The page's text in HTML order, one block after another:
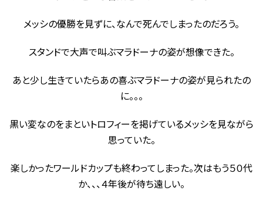
メッシの優勝を見ずに、なんで死んでしまったのだろう。
スタンドで大声で叫ぶマラドーナの姿が想像できた。
あと少し生きていたらあの喜ぶマラドーナの姿が見られたの
に。。。
黒い変なのをまといトロフィーを掲げているメッシを見ながら
思っていた。
楽しかったワールドカップも終わってしまった。次はもう５０代
か、、、４年後が待ち遠しい。